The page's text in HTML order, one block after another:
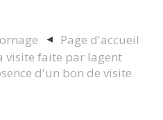
Page d'accueil
visite faite par lagent
d'un bon de visite